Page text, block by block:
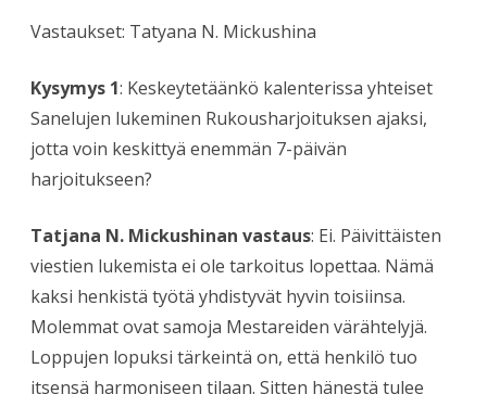
Vastaukset: Tatyana N. Mickushina
Kysymys 1: Keskeytetäänkö kalenterissa yhteiset
Sanelujen lukeminen Rukousharjoituksen ajaksi,
jotta voin keskittyä enemmän 7-päivän
harjoitukseen?
Tatjana N. Mickushinan vastaus: Ei. Päivittäisten
viestien lukemista ei ole tarkoitus lopettaa. Nämä
kaksi henkistä työtä yhdistyvät hyvin toisiinsa.
Molemmat ovat samoja Mestareiden värähtelyjä.
Loppujen lopuksi tärkeintä on, että henkilö tuo
itsensä harmoniseen tilaan. Sitten hänestä tulee